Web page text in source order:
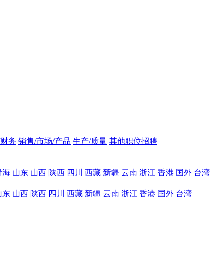
务 销售/市场/产品 生产/质量 其他职位招聘
海 山东 山西 陕西 四川 西藏 新疆 云南 浙江 香港 国外 台湾
东 山西 陕西 四川 西藏 新疆 云南 浙江 香港 国外 台湾